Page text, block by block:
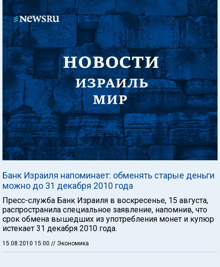
Банк Израиля напоминает: обменять старые деньги
можно до 31 декабря 2010 года
Пресс-служба Банк Израиля в воскресенье, 15 августа,
распространила специальное заявление, напомнив, что
срок обмена вышедших из употребления монет и купюр
истекает 31 декабря 2010 года.
15.08.2010 15:00 // Экономика